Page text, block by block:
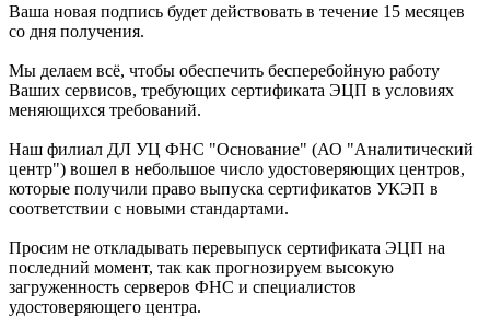
Ваша новая подпись будет действовать в течение 15 месяцев
со дня получения.
Мы делаем всё, чтобы обеспечить бесперебойную работу
Ваших сервисов, требующих сертификата ЭЦП в условиях
меняющихся требований.
Наш филиал ДЛ УЦ ФНС "Основание" (АО "Аналитический
центр") вошел в небольшое число удостоверяющих центров,
которые получили право выпуска сертификатов УКЭП в
соответствии с новыми стандартами.
Просим не откладывать перевыпуск сертификата ЭЦП на
последний момент, так как прогнозируем высокую
загруженность серверов ФНС и специалистов
удостоверяющего центра.